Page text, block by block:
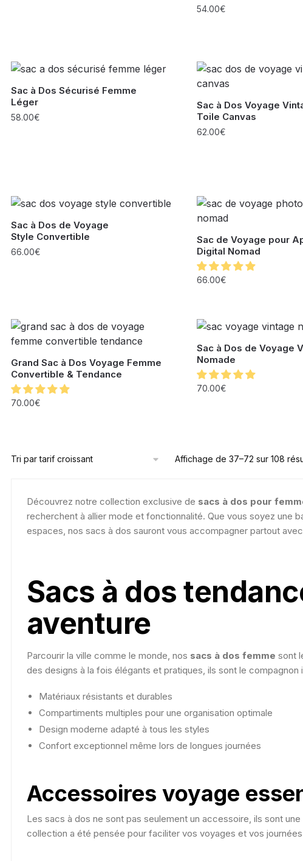
54.00€
Sac à Dos Sécurisé Femme
Léger
58.00€
Sac à Dos Voyage
Toile Canvas
62.00€
Sac à Dos de Voyage
Style Convertible
66.00€
Sac de Voyage pour
Digital Nomad
66.00€
Grand Sac à Dos Voyage Femme
Convertible & Tendance
70.00€
Sac à Dos de Voyage
Nomade
70.00€
Affichage de 37–72 sur 108
Découvrez notre collection exclusive de sacs à dos pour
recherchent à allier mode et fonctionnalité. Que vous soyez une
espaces, nos sacs à dos sauront vous accompagner partout
Sacs à dos
aventure
Parcourir la ville comme le monde, nos sacs à dos femme sont
des designs à la fois élégants et pratiques, ils sont le compagnon
Matériaux résistants et durables
Compartiments multiples pour une organisation optimale
Design moderne adapté à tous les styles
Confort exceptionnel même lors de longues journées
Accessoires voyage
Les sacs à dos ne sont pas seulement un accessoire, ils sont
collection a été pensée pour faciliter vos voyages et vos